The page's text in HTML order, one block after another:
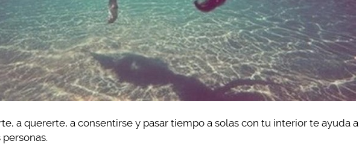
a quererte, a consentirse y pasar tiempo a solas con tu interior te ayuda a